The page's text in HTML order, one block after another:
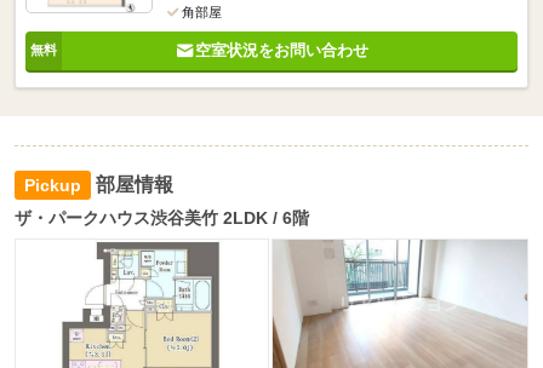
角部屋
空室状況をお問い合わせ
部屋情報
ザ・パークハウス渋谷美竹 2LDK / 6階